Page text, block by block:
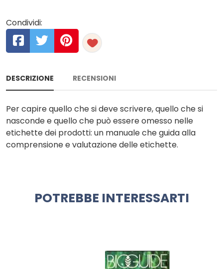
Condividi:
DESCRIZIONE RECENSIONI
Per capire quello che si deve scrivere, quello che si
nasconde e quello che può essere omesso nelle
etichette dei prodotti: un manuale che guida alla
comprensione e valutazione delle etichette.
POTREBBE INTERESSARTI